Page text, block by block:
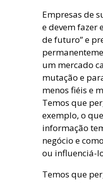
Empresas de
e devem fazer
de futuro” e
um mercado
mutação e
menos fiéis e
Temos que
exemplo, o
informação
negócio e
ou influenciá-
Temos que